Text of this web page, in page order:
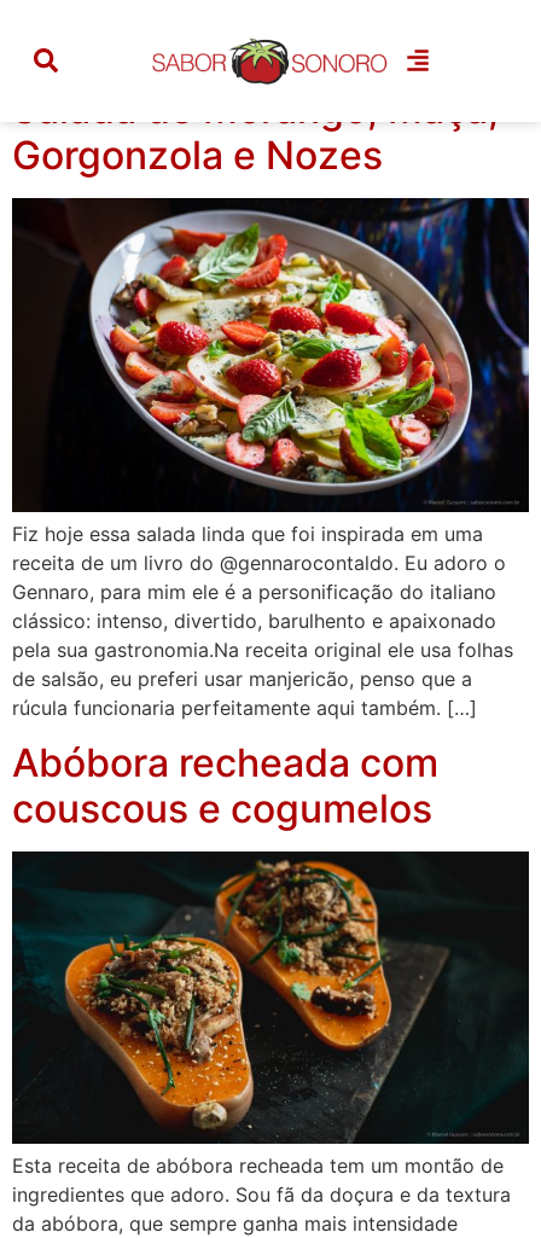
Categoria:entradas
Salada de Morango, Maçã,
Gorgonzola e Nozes
Fiz hoje essa salada linda que foi inspirada em uma
receita de um livro do @gennarocontaldo. Eu adoro o
Gennaro, para mim ele é a personificação do italiano
clássico: intenso, divertido, barulhento e apaixonado
pela sua gastronomia.Na receita original ele usa folhas
de salsão, eu preferi usar manjericão, penso que a
rúcula funcionaria perfeitamente aqui também. […]
Abóbora recheada com
couscous e cogumelos
Esta receita de abóbora recheada tem um montão de
ingredientes que adoro. Sou fã da doçura e da textura
da abóbora, que sempre ganha mais intensidade